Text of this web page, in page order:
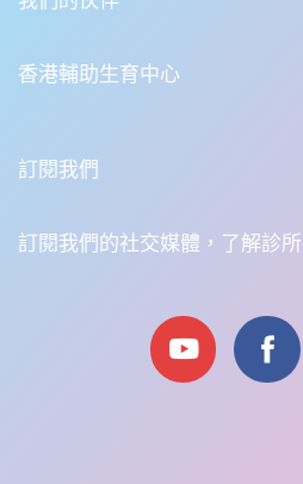
香港輔助生育中心
訂閱我們
訂閱我們的社交媒體，了解診